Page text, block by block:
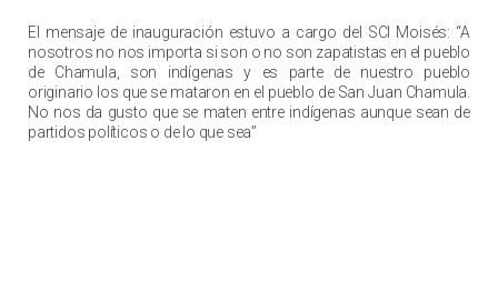
El mensaje de inauguración estuvo a cargo del SCI Moisés: “A
nosotros no nos importa si son o no son zapatistas en el pueblo
de Chamula, son indígenas y es parte de nuestro pueblo
originario los que se mataron en el pueblo de San Juan Chamula.
No nos da gusto que se maten entre indígenas aunque sean de
partidos políticos o de lo que sea”